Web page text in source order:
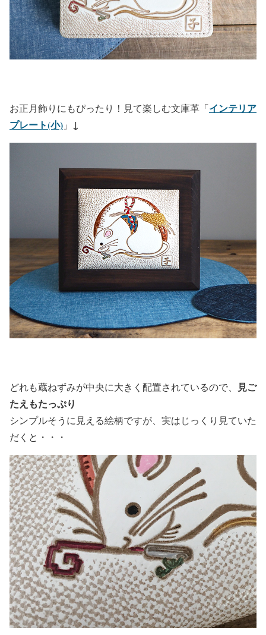
お正月飾りにもぴったり！見て楽しむ文庫革「インテリア
プレート(小) 」 ↓
どれも蔵ねずみが中央に大きく配置されているので、
見ご
たえもたっぷり
シンプルそうに見える絵柄ですが、実はじっくり見ていた
だくと・・・